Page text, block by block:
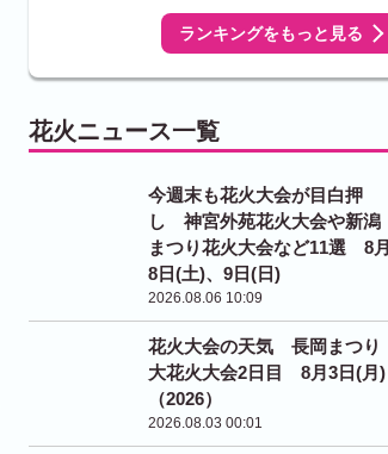
16
(日)
ランキングをもっと見る
花火ニュース一覧
今週末も花火大会が目白押
し 神宮外苑花火大会や新潟
まつり花火大会など11選 8月
8日(土)、9日(日)
2026.08.06 10:09
花火大会の天気 長岡まつり
大花火大会2日目 8月3日(月)
（2026）
2026.08.03 00:01